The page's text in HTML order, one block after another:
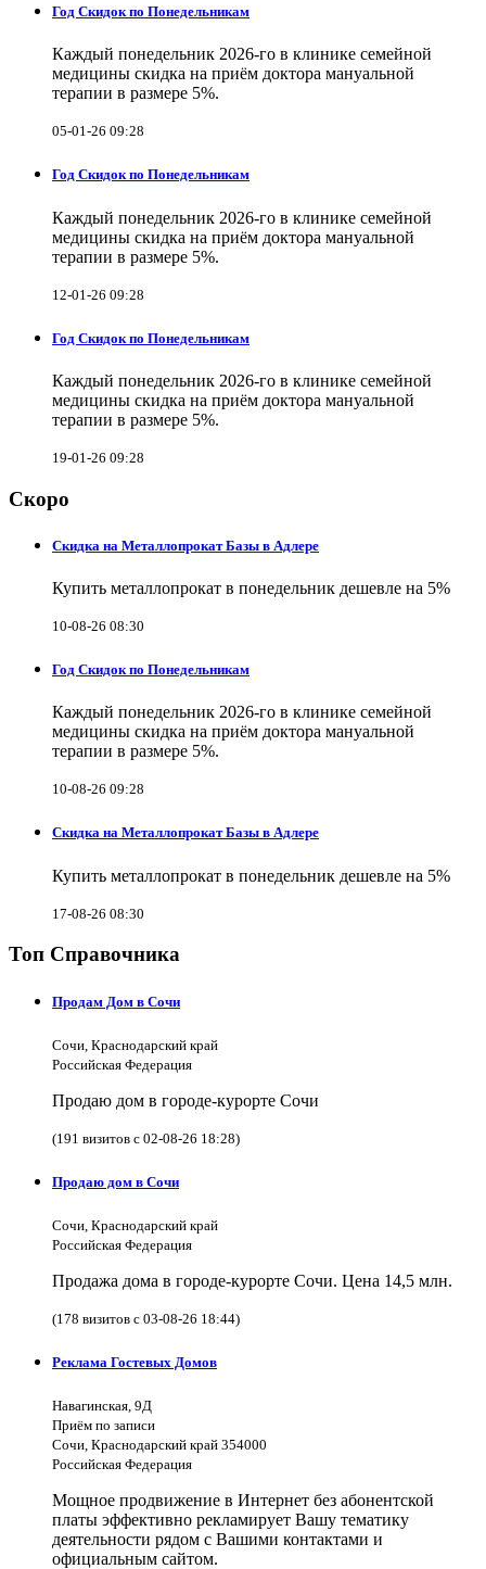
Год Скидок по Понедельникам
Каждый понедельник 2026-го в клинике семейной
медицины скидка на приём доктора мануальной
терапии в размере 5%.
05-01-26 09:28
Год Скидок по Понедельникам
Каждый понедельник 2026-го в клинике семейной
медицины скидка на приём доктора мануальной
терапии в размере 5%.
12-01-26 09:28
Год Скидок по Понедельникам
Каждый понедельник 2026-го в клинике семейной
медицины скидка на приём доктора мануальной
терапии в размере 5%.
19-01-26 09:28
Скоро
Скидка на Металлопрокат Базы в Адлере
Купить металлопрокат в понедельник дешевле на 5%
10-08-26 08:30
Год Скидок по Понедельникам
Каждый понедельник 2026-го в клинике семейной
медицины скидка на приём доктора мануальной
терапии в размере 5%.
10-08-26 09:28
Скидка на Металлопрокат Базы в Адлере
Купить металлопрокат в понедельник дешевле на 5%
17-08-26 08:30
Топ Справочника
Продам Дом в Сочи
Сочи, Краснодарский край
Российская Федерация
Продаю дом в городе-курорте Сочи
(191 визитов с 02-08-26 18:28)
Продаю дом в Сочи
Сочи, Краснодарский край
Российская Федерация
Продажа дома в городе-курорте Сочи. Цена 14,5 млн.
(178 визитов с 03-08-26 18:44)
Реклама Гостевых Домов
Навагинская, 9Д
Приём по записи
Сочи, Краснодарский край 354000
Российская Федерация
Мощное продвижение в Интернет без абонентской
платы эффективно рекламирует Вашу тематику
деятельности рядом с Вашими контактами и
официальным сайтом.